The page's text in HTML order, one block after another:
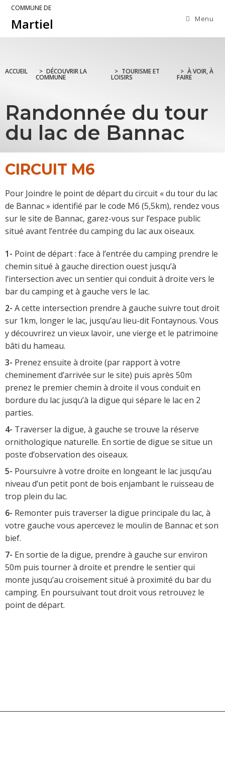
COMMUNE DE
Martiel Menu
ACCUEIL > DÉCOUVRIR LA
COMMUNE
> TOURISME ET
LOISIRS
> À VOIR, À
FAIRE
Randonnée du tour
du lac de Bannac
CIRCUIT M6
Pour Joindre le point de départ du circuit « du tour du lac
de Bannac » identifié par le code M6 (5,5km), rendez vous
sur le site de Bannac, garez-vous sur l’espace public
situé avant l’entrée du camping du lac aux oiseaux.
1- Point de départ : face à l’entrée du camping prendre le
chemin situé à gauche direction ouest jusqu’à
l’intersection avec un sentier qui conduit à droite vers le
bar du camping et à gauche vers le lac.
2- A cette intersection prendre à gauche suivre tout droit
sur 1km, longer le lac, jusqu’au lieu-dit Fontaynous. Vous
y découvrirez un vieux lavoir, une vierge et le patrimoine
bâti du hameau.
3- Prenez ensuite à droite (par rapport à votre
cheminement d’arrivée sur le site) puis après 50m
prenez le premier chemin à droite il vous conduit en
bordure du lac jusqu’à la digue qui sépare le lac en 2
parties.
4- Traverser la digue, à gauche se trouve la réserve
ornithologique naturelle. En sortie de digue se situe un
poste d’observation des oiseaux.
5- Poursuivre à votre droite en longeant le lac jusqu’au
niveau d’un petit pont de bois enjambant le ruisseau de
trop plein du lac.
6- Remonter puis traverser la digue principale du lac, à
votre gauche vous apercevez le moulin de Bannac et son
bief.
7- En sortie de la digue, prendre à gauche sur environ
50m puis tourner à droite et prendre le sentier qui
monte jusqu’au croisement situé à proximité du bar du
camping. En poursuivant tout droit vous retrouvez le
point de départ.